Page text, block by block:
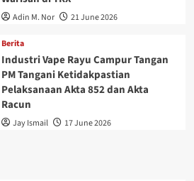
Adin M. Nor 21 June 2026
Berita
Industri Vape Rayu Campur Tangan
PM Tangani Ketidakpastian
Pelaksanaan Akta 852 dan Akta
Racun
Jay Ismail 17 June 2026